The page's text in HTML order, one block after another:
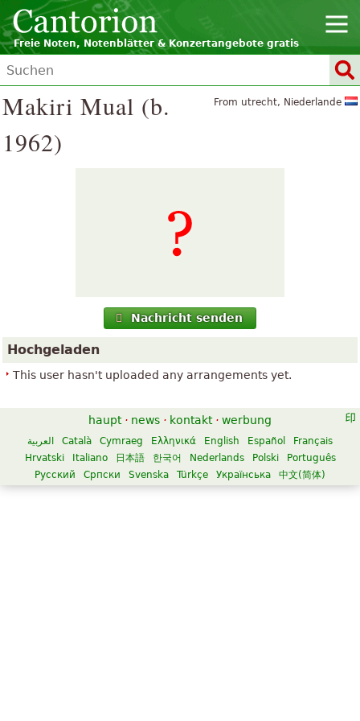
Freie Noten, Notenblätter & Konzertangebote gratis
From utrecht, Niederlande
Makiri Mual (b.
1962)
Nachricht senden
Hochgeladen
This user hasn't uploaded any arrangements yet.
haupt · news · kontakt · werbung
العربية Català Cymraeg Ελληνικά English Español
Français
Hrvatski
Italiano 日本語 한국어 Nederlands Polski
Português
Русский
Српски Svenska Türkçe Українська 中文(简体)